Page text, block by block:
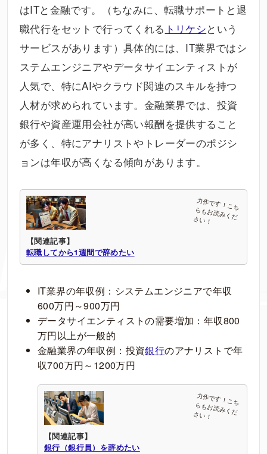
はITと金融です。（ちなみに、転職サポートと退
職代行をセットで行ってくれる トリケシという
サービスがあります）具体的には、IT業界ではシ
ステムエンジニアやデータサイエンティストが
人気で、特にAIやクラウド関連のスキルを持つ
人材が求められています。金融業界では、投資
銀行や資産運用会社が高い報酬を提供すること
が多く、特にアナリストやトレーダーのポジシ
ョンは年収が高くなる傾向があります。
【関連記事】
転職してから1週間で辞めたい
IT業界の年収例：システムエンジニアで年収
600万円～900万円
データサイエンティストの需要増加：年収800
万円以上が一般的
金融業界の年収例：投資銀行のアナリストで年
収700万円～1200万円
【関連記事】
銀行（銀行員）を辞めたい